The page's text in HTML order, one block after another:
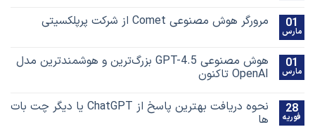
01
مارس
مرورگر هوش مصنوعی Comet از شرکت پرپلکسیتی
01
مارس
هوش مصنوعی GPT-4.5 بزرگ‌ترین و هوشمندترین مدل
OpenAI تاکنون
28
فوریه
نحوه دریافت بهترین پاسخ‌ از ChatGPT یا دیگر چت بات
ها